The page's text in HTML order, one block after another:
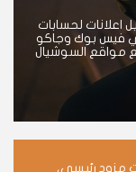
لحسابات
فيس بوك وجاكو
مواقع السوشيال
مزود رئيسي،